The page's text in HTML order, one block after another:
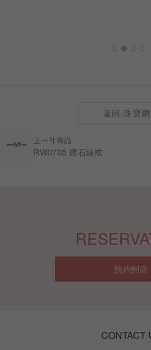
上一件商品
RW0705 鑽石線戒
返回 珠寶
預約到店
CONTACT